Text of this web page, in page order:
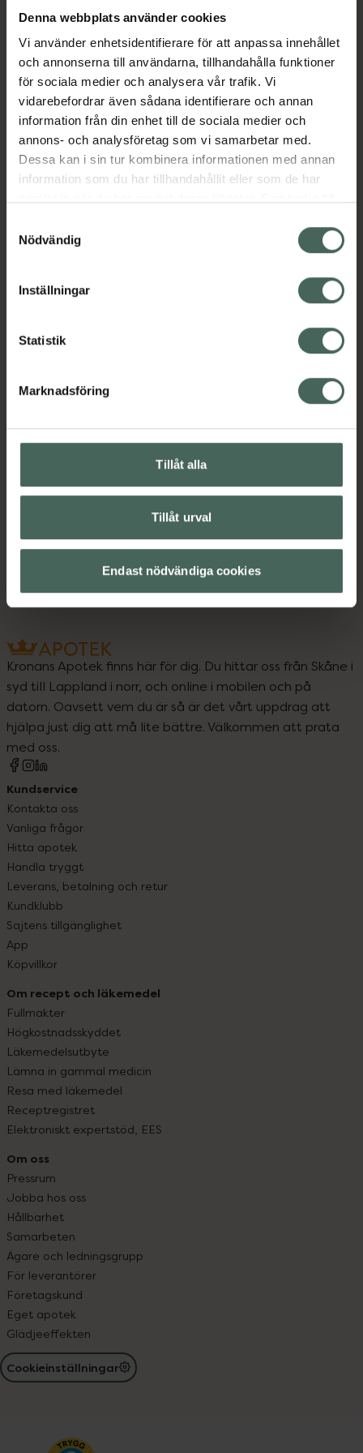
Denna webbplats använder cookies
Vi använder enhetsidentifierare för att anpassa innehållet
och annonserna till användarna, tillhandahålla funktioner
för sociala medier och analysera vår trafik. Vi
vidarebefordrar även sådana identifierare och annan
information från din enhet till de sociala medier och
annons- och analysföretag som vi samarbetar med.
Dessa kan i sin tur kombinera informationen med annan
information som du har tillhandahållit eller som de har
återkalla ditt samtycke via webbplatsens
cookieinställningar. Ett återkallat samtycke påverkar inte
lagligheten av behandling som skett innan återkallelsen.
Nödvändig
Inställningar
Statistik
Marknadsföring
Tillåt alla
Tillåt urval
Endast nödvändiga cookies
kokosolja
Gynekologiskt och dermatologiskt testad
Tillverkad i Sverige
100 % vegansk
Jämförpris 2090 kr/l
EAN:07350077560864
Veganska produkter
Innehåll Visa
Visa
Visa
Upptäck flera produkter inom
Intimhygien
Veganska produkter
Kronans Apotek finns här för dig. Du hittar oss från Skåne i
syd till Lappland i norr, och online i mobilen och på
datorn. Oavsett vem du är så är det vårt uppdrag att
hjälpa just dig att må lite bättre. Välkommen att prata
med oss.
Kundservice
Kontakta oss
Vanliga frågor
Hitta apotek
Handla tryggt
Leverans, betalning och retur
Kundklubb
Sajtens tillgänglighet
App
Köpvillkor
Om recept och läkemedel
Fullmakter
Högkostnadsskyddet
Läkemedelsutbyte
Lämna in gammal medicin
Resa med läkemedel
Receptregistret
Elektroniskt expertstöd, EES
Om oss
Pressrum
Jobba hos oss
Hållbarhet
Samarbeten
Ägare och ledningsgrupp
För leverantörer
Företagskund
Eget apotek
Glädjeeffekten
Cookieinställningar